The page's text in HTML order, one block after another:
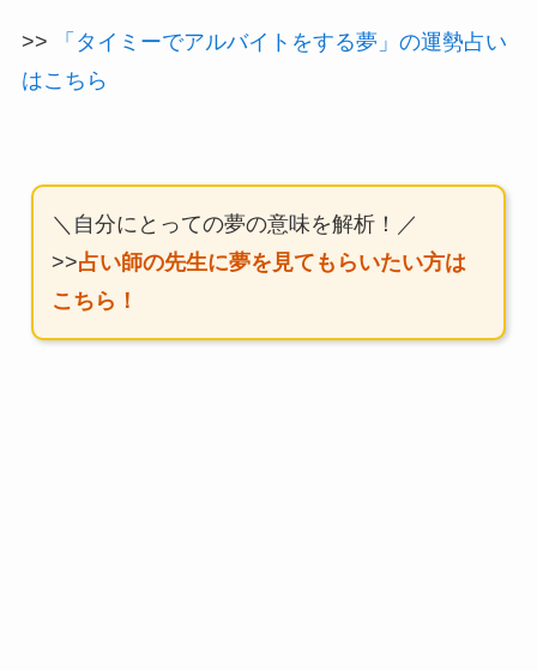
>>
「タイミーでアルバイトをする夢」の運勢占い
はこちら
＼自分にとっての夢の意味を解析！／
>>占い師の先生に夢を見てもらいたい方は
こちら！